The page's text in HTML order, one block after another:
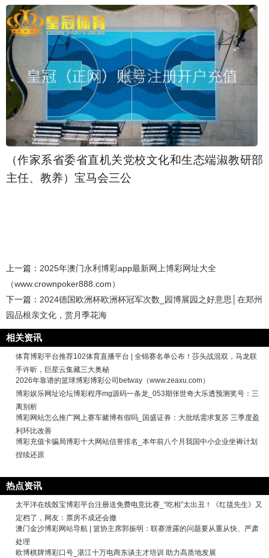
（作家系省委省直机关党校文化和生态端淑教研部
主任、教养）宝马会三公
上一篇： 2025年澳门永利博彩app最新网上博彩网址大全
（www.crownpoker888.com）
下一篇： 2024德国欧洲杯欧洲杯冠军次数_园博展园之好意思│在郑州
园品根亲文化，赏月季花海
相关资讯
体育博彩平台推荐102体育直播平台 | 全锦赛名单公布！莎头战混双，马龙联
手许昕，巨星云集藏三大奥秘
2026年靠谱的篮球博彩博彩公司betway（www.zeaxu.com）
博彩娱乐网址论坛博彩程序mg源码一条龙_053期张世奇大乐透预测奖号：三
离别析
博彩网站怎么推广网上赛车赌博有假吗_国盛证券：大批纸需求复苏 三季度盈
利环比改善
博彩充值卡骗局博彩十大网站信誉排名_本年前八个月我国中小企业坐褥计划
捏续还原
热点资讯
太平洋在线骰宝博彩平台注册送免费电竞比赛_“吃相”太出丑！《红毯先生》又
定档了，网友：票房不成还会撤
澳门金沙博彩网站导航 | 篮协主席郭振明：联赛泄露的问题要从重从快、严肃
处理
欧博棋牌博彩口号_湛江十万电商东谈主才培训 助力高质地发展